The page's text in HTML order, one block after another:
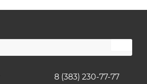
8 (383) 230-77-77